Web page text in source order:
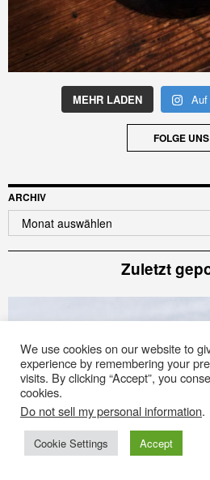
MEHR LADEN
FOLGE UNS
ARCHIV
Archiv
Zuletzt
We use cookies on our website to
experience by remembering your
visits. By clicking “Accept”, you
cookies.
Do not sell my personal information.
Cookie Settings Accept